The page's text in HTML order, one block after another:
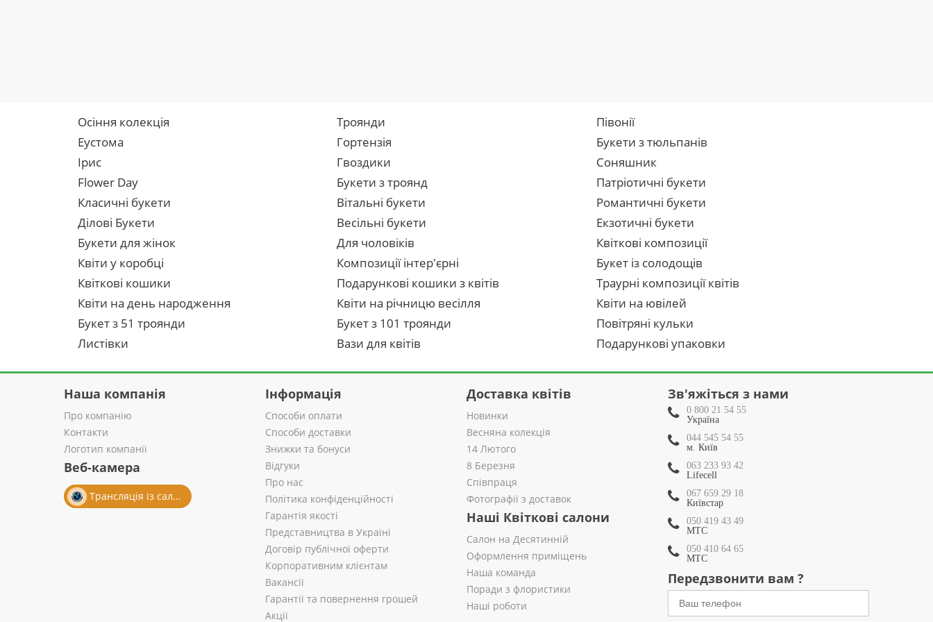
Осіння колекція Троянди
Півонії
Еустома
Гортензія
Букети з тюльпанів
Ірис
Гвоздики
Соняшник
Flower Day
Букети з троянд
Патріотичні букети
Класичні букети
Вітальні букети
Романтичні букети
Ділові Букети
Весільні букети
Екзотичні букети
Букети для жінок
Для чоловіків
Квіткові композиції
Квіти у коробці
Композиції інтер'єрні
Букет із солодощів
Квіткові кошики
Подарункові кошики з квітів
Траурні композиції квітів
Квіти на день народження
Квіти на річницю весілля
Квіти на ювілей
Букет з 51 троянди
Букет з 101 троянди
Повітряні кульки
Листівки
Вази для квітів Подарункові упаковки
Наша компанія
Про компанію
Контакти
Логотип компанії
Веб-камера
Трансляція із салону
Інформація
Способи оплати
Способи доставки
Знижки та бонуси
Відгуки
Про нас
Політика конфіденційності
Гарантія якості
Представництва в Україні
Договір публічної оферти
Корпоративним клієнтам
Вакансії
Гарантії та повернення грошей
Акції
Доставка квітів
Новинки
Весняна колекція
14 Лютого
8 Березня
Співпраця
Фотографії з доставок
Наші Квіткові салони
Салон на Десятинній
Оформлення приміщень
Наша команда
Поради з флористики
Наші роботи
Зв'яжіться з нами
0 800 21 54 55
Україна
044 545 54 55
м. Київ
063 233 93 42
Lifecell
067 659 29 18
Київстар
050 419 43 49
МТС
050 410 64 65
МТС
Передзвонити вам ?